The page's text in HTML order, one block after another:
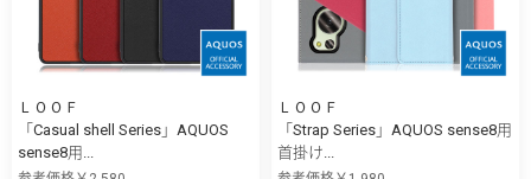
ＬＯＯＦ
「Casual shell Series」AQUOS
sense8用...
ＬＯＯＦ
「Strap Series」AQUOS sense8用
首掛け...